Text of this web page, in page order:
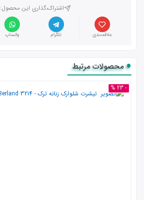
اشتراک،گذاری این محصول‌:
علاقه‌مندی تلگرام واتساپ
محصولات مرتبط
- 23 %